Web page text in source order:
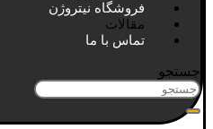
فروشگاه نیتروژن
مقالات
تماس با ما
جستجو